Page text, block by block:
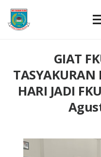
GIAT
TASYAKURAN
HARI JADI